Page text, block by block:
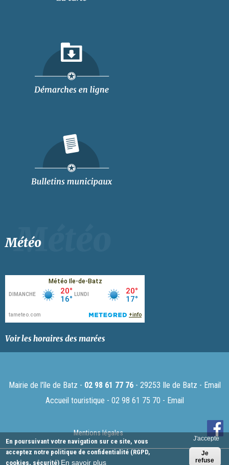
Météo
Voir les horaires des marées
Mairie de l'île de Batz - 02 98 61 77 76- 29253 Ile de Batz - Email
Accueil touristique - 02 98 61 75 70 - Email
Mentions légales
En poursuivant votre navigation sur ce site, vous
acceptez notre politique de confidentialité (RGPD,
cookies, sécurité) En savoir plus
J'accepte
Je
refuse